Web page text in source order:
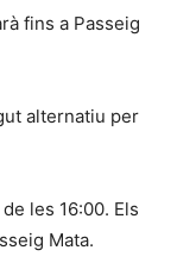
fins a Passeig
alternatiu per
les 16:00. Els
Mata.